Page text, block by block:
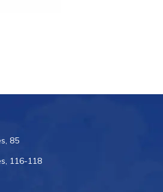
85
116-118